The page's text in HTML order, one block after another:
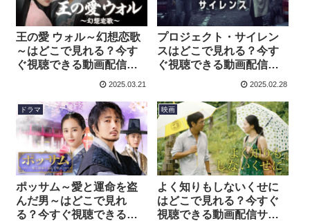
王の愛 ウォル～幻想恋歌
～はどこで見れる？今す
ぐ視聴できる動画配信サ
2025.03.21
プロジェクト・サイレン
スはどこで見れる？今す
ぐ視聴できる動画配信サ
2025.02.28
ドラマ
ポッサム～愛と運命を盗
んだ男～はどこで見れ
る？今すぐ視聴できる動
映画
よく知りもしないくせに
はどこで見れる？今すぐ
視聴できる動画配信サー